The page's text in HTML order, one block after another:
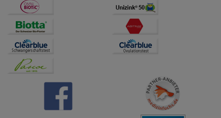
Dritte wie z.B. Google oder soziale Medien
übertragen werden.